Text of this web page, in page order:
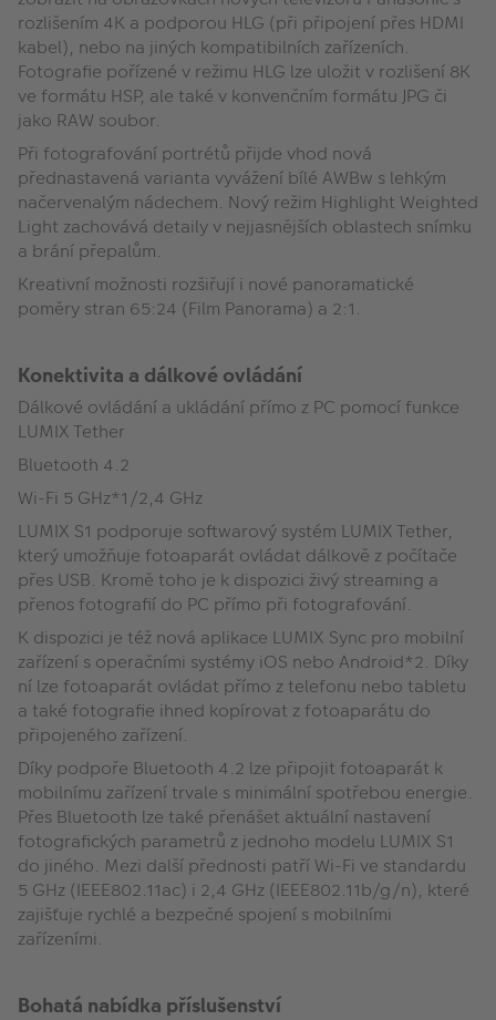
rozlišením 4K a podporou HLG (při připojení přes HDMI
kabel), nebo na jiných kompatibilních zařízeních.
Fotografie pořízené v režimu HLG lze uložit v rozlišení 8K
ve formátu HSP, ale také v konvenčním formátu JPG či
jako RAW soubor.
Při fotografování portrétů přijde vhod nová
přednastavená varianta vyvážení bílé AWBw s lehkým
načervenalým nádechem. Nový režim Highlight Weighted
Light zachovává detaily v nejjasnějších oblastech snímku
a brání přepalům.
Kreativní možnosti rozšiřují i nové panoramatické
poměry stran 65:24 (Film Panorama) a 2:1.
Konektivita a dálkové ovládání
Dálkové ovládání a ukládání přímo z PC pomocí funkce
LUMIX Tether
Bluetooth 4.2
Wi-Fi 5 GHz*1/2,4 GHz
LUMIX S1 podporuje softwarový systém LUMIX Tether,
který umožňuje fotoaparát ovládat dálkově z počítače
přes USB. Kromě toho je k dispozici živý streaming a
přenos fotografií do PC přímo při fotografování.
K dispozici je též nová aplikace LUMIX Sync pro mobilní
zařízení s operačními systémy iOS nebo Android*2. Díky
ní lze fotoaparát ovládat přímo z telefonu nebo tabletu
a také fotografie ihned kopírovat z fotoaparátu do
připojeného zařízení.
Díky podpoře Bluetooth 4.2 lze připojit fotoaparát k
mobilnímu zařízení trvale s minimální spotřebou energie.
Přes Bluetooth lze také přenášet aktuální nastavení
fotografických parametrů z jednoho modelu LUMIX S1
do jiného. Mezi další přednosti patří Wi-Fi ve standardu
5 GHz (IEEE802.11ac) i 2,4 GHz (IEEE802.11b/g/n), které
zajišťuje rychlé a bezpečné spojení s mobilními
zařízeními.
Bohatá nabídka příslušenství